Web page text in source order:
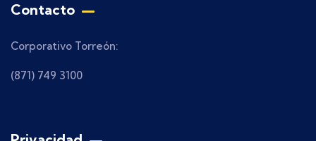
Contacto
Corporativo Torreón:
(871) 749 3100